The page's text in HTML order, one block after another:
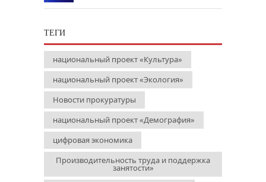
ТЕГИ
национальный проект «Культура»
национальный проект «Экология»
Новости прокуратуры
национальный проект «Демография»
цифровая экономика
Производительность труда и поддержка
занятости»